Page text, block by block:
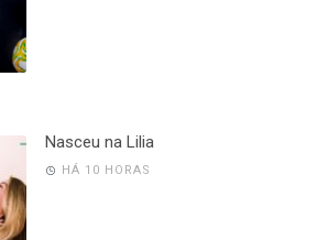
Nasceu na Lilia
HÁ 10 HORAS